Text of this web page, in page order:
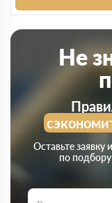
Не
Оставьте заявку
по